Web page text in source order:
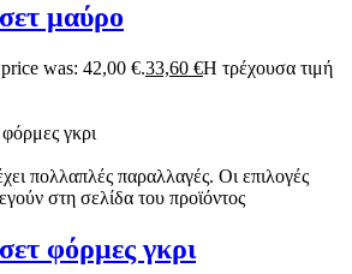
μαύρο
was: 42,00 €.33,60 €Η τρέχουσα τιμή
πολλαπλές παραλλαγές. Οι επιλογές
στη σελίδα του προϊόντος
φόρμες γκρι